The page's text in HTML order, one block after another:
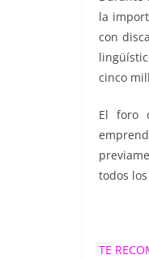
la
con
cinco
El foro
todos
TE